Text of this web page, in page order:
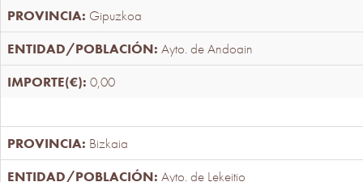
Gipuzkoa
Ayto. de Andoain
0,00
Bizkaia
Ayto. de Lekeitio